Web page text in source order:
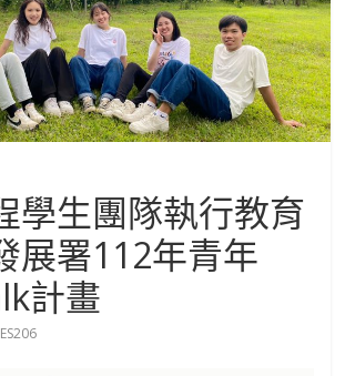
學生團隊執行教育
展署112年青年
計畫
ES206